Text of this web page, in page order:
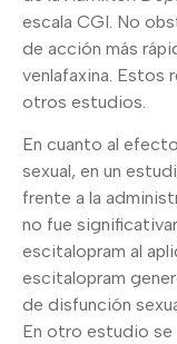
escala CGI. No
de acción más
venlafaxina. Estos
otros estudios.
En cuanto al
sexual, en un
frente a la
no fue
escitalopram al
escitalopram
de disfunción
En otro estudio se